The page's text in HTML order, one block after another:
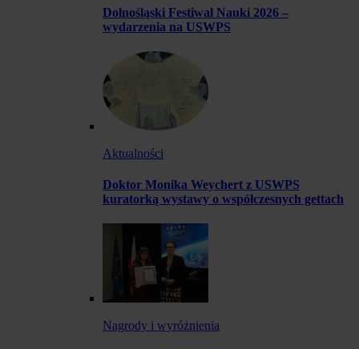
Dolnośląski Festiwal Nauki 2026 –
wydarzenia na USWPS
Aktualności
Doktor Monika Weychert z USWPS
kuratorką wystawy o współczesnych gettach
Nagrody i wyróżnienia